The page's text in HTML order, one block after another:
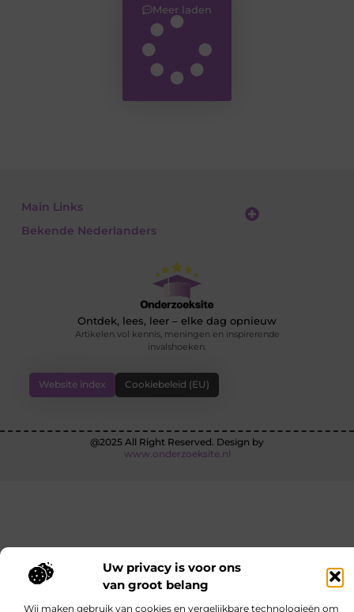
Uw privacy is voor ons
van groot belang
Wij maken gebruik van cookies en vergelijkbare technologieën om
Meer laden
Main Links
Bekende Nederlanders
Ontdek, lees, leer – elke dag opnieuw
Artikelen vol kennis, meningen en inspirerende
invalshoeken.
Website index Cookiebeleid (EU)
@2025 All Right Reserved. Design by
www.onderzoeksite.nl